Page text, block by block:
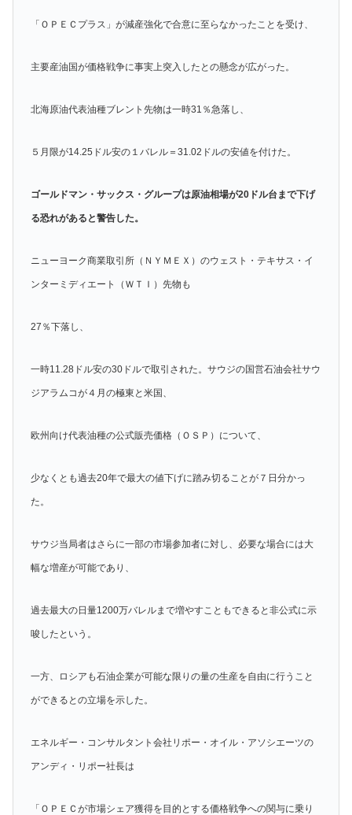
「ＯＰＥＣプラス」が減産強化で合意に至らなかったことを受け、
主要産油国が価格戦争に事実上突入したとの懸念が広がった。
北海原油代表油種ブレント先物は一時31％急落し、
５月限が14.25ドル安の１バレル＝31.02ドルの安値を付けた。
ゴールドマン・サックス・グループは原油相場が20ドル台まで下げ
る恐れがあると警告した。
ニューヨーク商業取引所（ＮＹＭＥＸ）のウェスト・テキサス・イ
ンターミディエート（ＷＴＩ）先物も
27％下落し、
一時11.28ドル安の30ドルで取引された。サウジの国営石油会社サウ
ジアラムコが４月の極東と米国、
欧州向け代表油種の公式販売価格（ＯＳＰ）について、
少なくとも過去20年で最大の値下げに踏み切ることが７日分かっ
た。
サウジ当局者はさらに一部の市場参加者に対し、必要な場合には大
幅な増産が可能であり、
過去最大の日量1200万バレルまで増やすこともできると非公式に示
唆したという。
一方、ロシアも石油企業が可能な限りの量の生産を自由に行うこと
ができるとの立場を示した。
エネルギー・コンサルタント会社リポー・オイル・アソシエーツの
アンディ・リポー社長は
「ＯＰＥＣが市場シェア獲得を目的とする価格戦争への関与に乗り